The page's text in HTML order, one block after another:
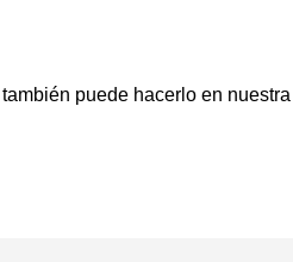
puede hacerlo en